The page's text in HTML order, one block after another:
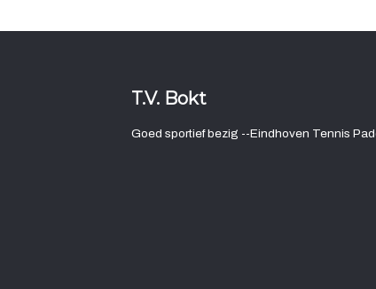
T.V. Bokt
Goed sportief bezig --Eindhoven Tennis